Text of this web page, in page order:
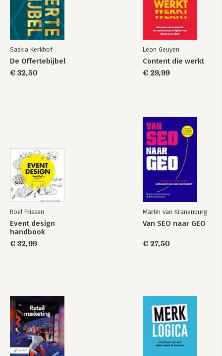
CRM in de praktijk
Bekijk alle boeken
Saskia Kerkhof
De Offertebijbel
€ 32,50
Léon Geuyen
Content die werkt
€ 29,99
Roel Frissen
Event design
handbook
€ 32,99
Martin van Kranenburg
Van SEO naar GEO
€ 27,50